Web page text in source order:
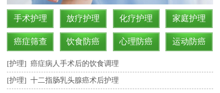
手术护理 放疗护理 化疗护理 家庭护理
癌症筛查 饮食防癌 心理防癌 运动防癌
[护理] 癌症病人手术后的饮食调理
[护理] 十二指肠乳头腺癌术后护理